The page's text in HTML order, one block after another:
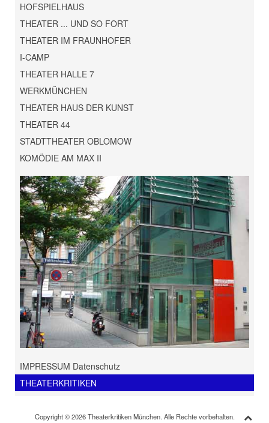
HOFSPIELHAUS
THEATER ... UND SO FORT
THEATER IM FRAUNHOFER
I-CAMP
THEATER HALLE 7
WERKMÜNCHEN
THEATER HAUS DER KUNST
THEATER 44
STADTTHEATER OBLOMOW
KOMÖDIE AM MAX II
IMPRESSUM Datenschutz
THEATERKRITIKEN
Copyright © 2026 Theaterkritiken München. Alle Rechte vorbehalten.